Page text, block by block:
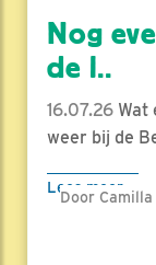
Nog
de l..
16.07.26 Wat
weer bij de
Lees meer
Door